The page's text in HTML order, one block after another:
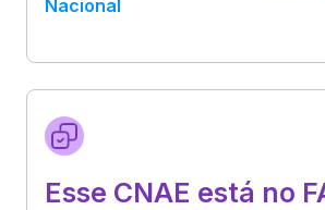
Nacional
Esse CNAE está no